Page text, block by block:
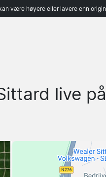
være høyere eller lavere enn
live